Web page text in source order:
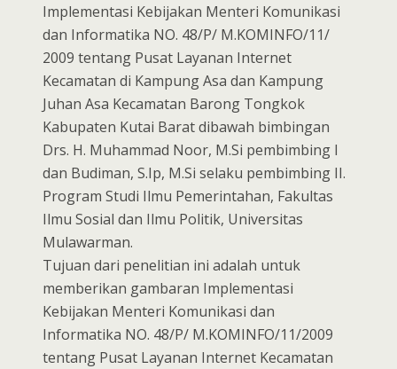
Implementasi Kebijakan Menteri Komunikasi
dan Informatika NO. 48/P/ M.KOMINFO/11/
2009 tentang Pusat Layanan Internet
Kecamatan di Kampung Asa dan Kampung
Juhan Asa Kecamatan Barong Tongkok
Kabupaten Kutai Barat dibawah bimbingan
Drs. H. Muhammad Noor, M.Si pembimbing I
dan Budiman, S.Ip, M.Si selaku pembimbing II.
Program Studi Ilmu Pemerintahan, Fakultas
Ilmu Sosial dan Ilmu Politik, Universitas
Mulawarman.
Tujuan dari penelitian ini adalah untuk
memberikan gambaran Implementasi
Kebijakan Menteri Komunikasi dan
Informatika NO. 48/P/ M.KOMINFO/11/2009
tentang Pusat Layanan Internet Kecamatan